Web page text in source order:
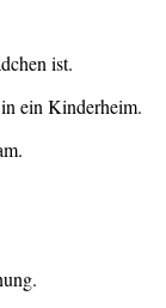
ist.
ein Kinderheim.